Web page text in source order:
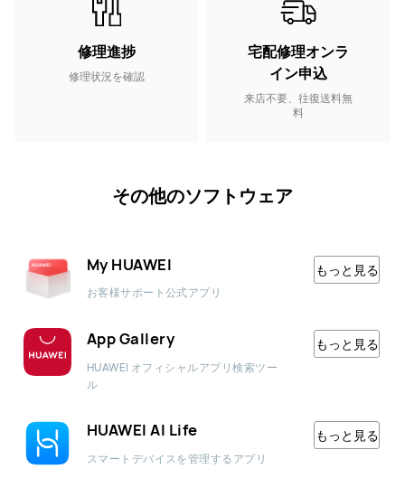
修理進捗
修理状況を確認
宅配修理オンラ
イン申込
来店不要、往復送料無
料
その他のソフトウェア
My HUAWEI
お客様サポート公式アプリ
もっと見る
App Gallery
HUAWEI オフィシャルアプリ検索ツー
ル
もっと見る
HUAWEI AI Life
スマートデバイスを管理するアプリ
もっと見る